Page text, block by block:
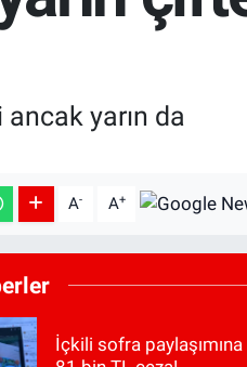
yarın da
A- A+
İçkili sofra paylaşımına